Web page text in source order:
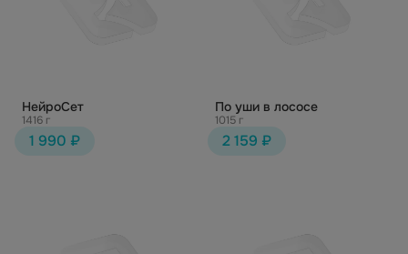
НейроСет
1416 г
1 990 ₽
По уши в лососе
1015 г
2 159 ₽